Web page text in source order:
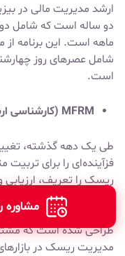
ارشد مدیریت مالی در
ماهه است. این برنامه از
شامل عصرهای روز
است.
MFRM (کارشناسی ارشد مدیریت ریسک در امور مالی)
طی یک دهه گذشته،
فزآینده‌ای را برای
در مدرسه کسب و کار
برنامه آموزشی برای
طراحی شده است که
مدیریت ریسک در
مشاوره